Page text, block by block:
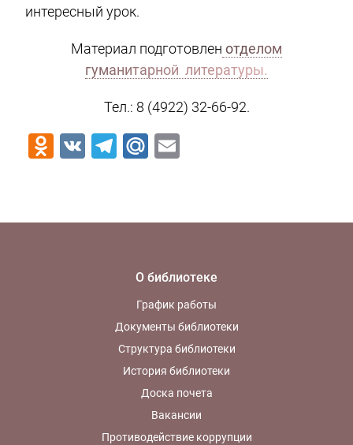
интересный урок.
Материал подготовлен отделом
гуманитарной литературы.
Тел.: 8 (4922) 32-66-92.
Odnoklassniki
VK Telegram
Mail.Ru
О библиотеке
График работы
Документы библиотеки
Структура библиотеки
История библиотеки
Доска почета
Вакансии
Противодействие коррупции